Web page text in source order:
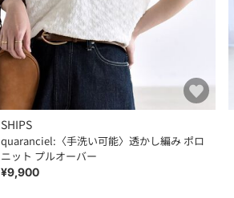
SHIPS
quaranciel:〈手洗い可能〉透かし編み ポロ
ニット プルオーバー
¥9,900